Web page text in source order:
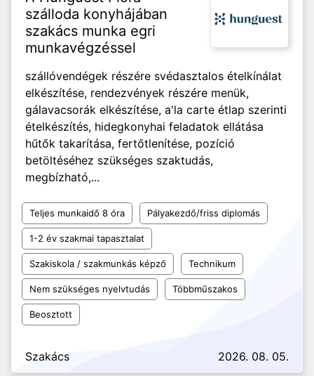
szálloda konyhájában
szakács munka egri
munkavégzéssel
szállóvendégek részére svédasztalos ételkínálat
elkészítése, rendezvények részére menük,
gálavacsorák elkészítése, a'la carte étlap szerinti
ételkészítés, hidegkonyhai feladatok ellátása
hűtők takarítása, fertőtlenítése, pozíció
betöltéséhez szükséges szaktudás,
megbízható,...
Teljes munkaidő 8 óra Pályakezdő/friss diplomás
1-2 év szakmai tapasztalat
Szakiskola / szakmunkás képző Technikum
Nem szükséges nyelvtudás Többműszakos
Beosztott
Szakács 2026. 08. 05.